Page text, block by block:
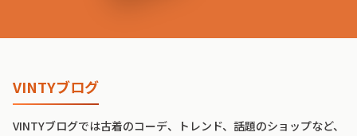
VINTYブログ
VINTYブログでは古着のコーデ、トレンド、話題のショップなど、